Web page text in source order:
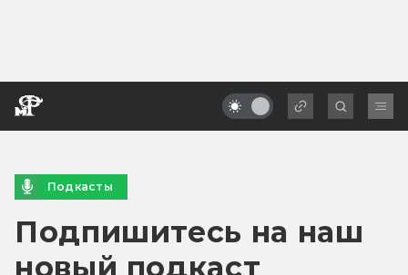
Подкасты
Подпишитесь на наш
новый подкаст